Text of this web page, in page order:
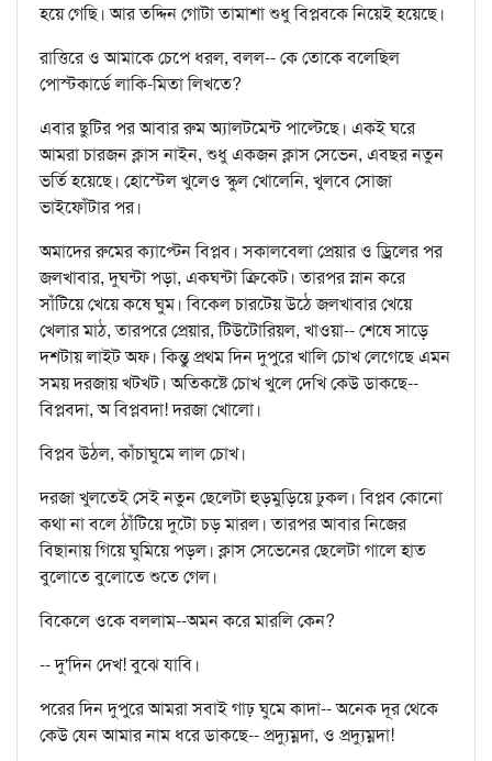
হয়ে গেছি। আর তদ্দিন গোটা তামাশা শুধু বিপ্লবকে নিয়েই হয়েছে।
রাত্তিরে ও আমাকে চেপে ধরল, বলল-- কে তোকে বলেছিল
পোস্টকার্ডে লাকি-মিতা লিখতে?
এবার ছুটির পর আবার রুম অ্যালটমেন্ট পাল্টেছে। একই ঘরে
আমরা চারজন ক্লাস নাইন, শুধু একজন ক্লাস সেভেন, এবছর নতুন
ভর্তি হয়েছে। হোস্টেল খুলেও স্কুল খোলেনি, খুলবে সোজা
ভাইফোঁটার পর।
অমাদের রুমের ক্যাপ্টেন বিপ্লব। সকালবেলা প্রেয়ার ও ড্রিলের পর
জলখাবার, দুঘন্টা পড়া, একঘন্টা ক্রিকেট। তারপর স্নান করে
সাঁটিয়ে খেয়ে কষে ঘুম। বিকেল চারটেয় উঠে জলখাবার খেয়ে
খেলার মাঠ, তারপরে প্রেয়ার, টিউটোরিয়ল, খাওয়া-- শেষে সাড়ে
দশটায় লাইট অফ। কিন্তু প্রথম দিন দুপুরে খালি চোখ লেগেছে এমন
সময় দরজায় খটখট। অতিকষ্টে চোখ খুলে দেখি কেউ ডাকছে--
বিপ্লবদা, অ বিপ্লবদা! দরজা খোলো।
বিপ্লব উঠল, কাঁচাঘুমে লাল চোখ।
দরজা খুলতেই সেই নতুন ছেলেটা হুড়মুড়িয়ে ঢুকল। বিপ্লব কোনো
কথা না বলে ঠাঁটিয়ে দুটো চড় মারল। তারপর আবার নিজের
বিছানায় গিয়ে ঘুমিয়ে পড়ল। ক্লাস সেভেনের ছেলেটা গালে হাত
বুলোতে বুলোতে শুতে গেল।
বিকেলে ওকে বললাম--অমন করে মারলি কেন?
-- দু'দিন দেখ! বুঝে যাবি।
পরের দিন দুপুরে আমরা সবাই গাঢ় ঘুমে কাদা-- অনেক দূর থেকে
কেউ যেন আমার নাম ধরে ডাকছে-- প্রদ্যুম্নদা, ও প্রদ্যুম্নদা!